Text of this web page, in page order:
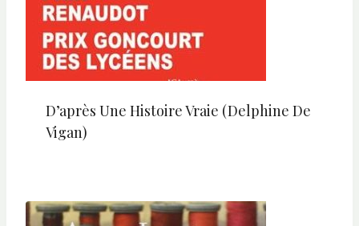
D’après Une Histoire Vraie (Delphine De
Vigan)